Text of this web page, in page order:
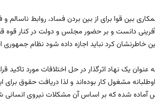
بین قوا برای از بین بردن فساد، روابط ناسالم و
دانست و بر حضور مجلس و دولت در کنار قوه
خاطرنشان کرد نباید اجازه داده شود نظام جمهوری
یک نهاد اثرگذار در حل اختلافات مورد تاکید
مشغول کار بوده‌اند و لذا دریافت حقوق برای
آماده شده که بر اساس آن مشکلات نیروی